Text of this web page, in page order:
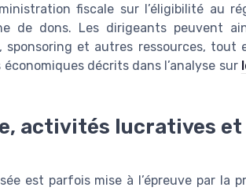
fiscale sur l’éligibilité au
de dons. Les dirigeants peuvent
et autres ressources, tout
décrits dans l’analyse sur
activités lucratives
est parfois mise à l’épreuve par la